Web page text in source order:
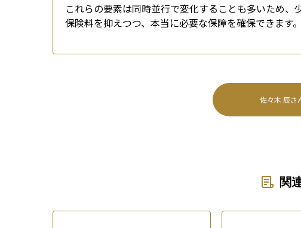
これらの要素は同時並行で変化することも多いため
保険料を抑えつつ、本当に必要な保障を確保できます。
佐々木 辰さ
関